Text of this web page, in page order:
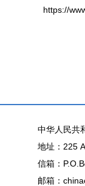
https://
中华人民共
地址：225
信箱：
邮箱：